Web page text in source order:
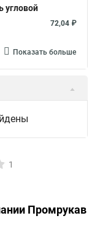
угловой
72,04 ₽
Показать больше
1
Промрукав